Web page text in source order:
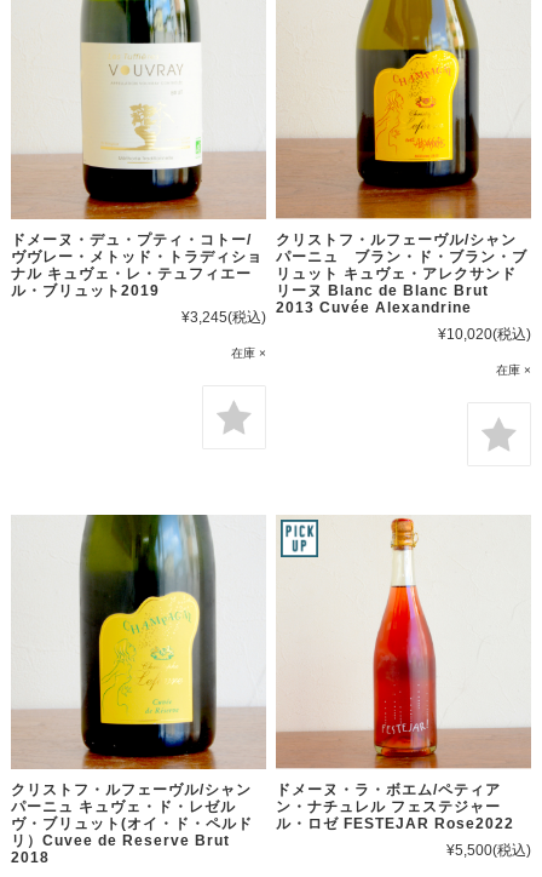
ドメーヌ・デュ・プティ・コトー/
ヴヴレー・メトッド・トラディショ
ナル キュヴェ・レ・テュフィエー
ル・ブリュット2019
¥3,245(税込)
在庫 ×
クリストフ・ルフェーヴル/シャン
パーニュ ブラン・ド・ブラン・ブ
リュット キュヴェ・アレクサンド
リーヌ Blanc de Blanc Brut
2013 Cuvée Alexandrine
¥10,020(税込)
在庫 ×
クリストフ・ルフェーヴル/シャン
パーニュ キュヴェ・ド・レゼル
ヴ・ブリュット(オイ・ド・ペルド
リ）Cuvee de Reserve Brut
2018
ドメーヌ・ラ・ボエム/ペティア
ン・ナチュレル フェステジャー
ル・ロゼ FESTEJAR Rose2022
¥5,500(税込)